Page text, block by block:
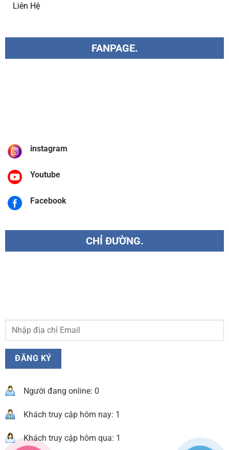
Liên Hệ
FANPAGE.
instagram
Youtube
Facebook
CHỈ ĐƯỜNG.
Người đang online: 0
Khách truy cập hôm nay: 1
Khách truy cập hôm qua: 1